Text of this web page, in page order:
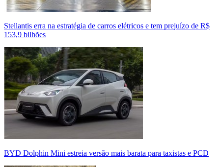
Stellantis erra na estratégia de carros elétricos e tem prejuízo de R$
153,9 bilhões
BYD Dolphin Mini estreia versão mais barata para taxistas e PCD